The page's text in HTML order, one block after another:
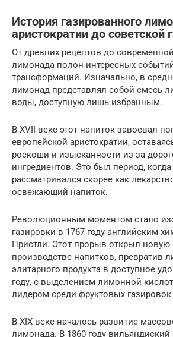
История газированного
аристократии до советской
От древних рецептов до
лимонада полон интересных
трансформаций. Изначально, в
лимонад представлял собой смесь
воды, доступную лишь избранным.
В XVII веке этот напиток завоевал
европейской аристократии,
роскоши и изысканности из-за
ингредиентов. Это был период,
рассматривался скорее как
освежающий напиток.
Революционным моментом стало
газировки в 1767 году английским
Пристли. Этот прорыв открыл новую
производстве напитков, превратив
элитарного продукта в доступное
году, с выделением лимонной
лидером среди фруктовых
В XIX веке началось развитие
лимонада. В 1860 году